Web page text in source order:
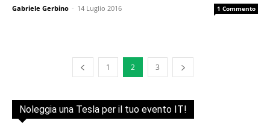
Gabriele Gerbino - 14 Luglio 2016 1 Commento
1 2 3
Noleggia una Tesla per il tuo evento IT!